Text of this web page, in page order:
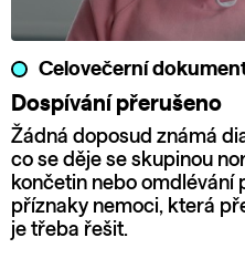
Celovečerní
Dospívání přerušeno
Žádná doposud známá
co se děje se skupinou
končetin nebo omdlévání
příznaky nemoci, která
je třeba řešit.